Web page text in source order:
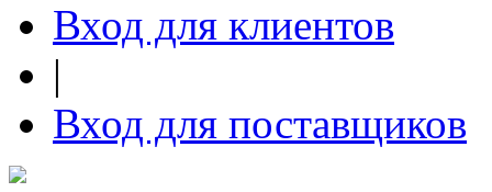
Вход для клиентов
|
Вход для поставщиков